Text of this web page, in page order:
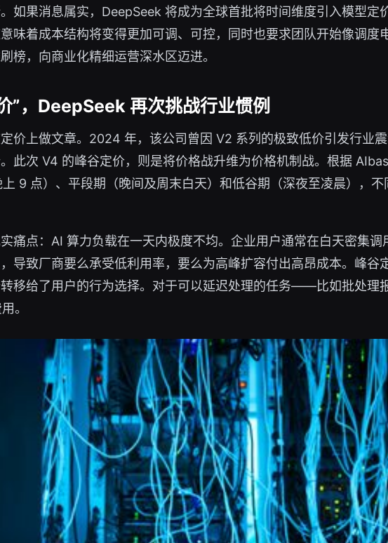
如果消息属实，DeepSeek 将成为全球首批将时间维度引入模型
味着成本结构将变得更加可调、可控，同时也要求团队开始像调度
榜，向商业化精细运营深水区迈进。
”，DeepSeek 再次挑战行业惯例
价上做文章。2024 年，该公司曾因 V2 系列的极致低价引发行业
此次 V4 的峰谷定价，则是将价格战升维为价格机制战。根据
9 点）、平段期（晚间及周末白天）和低谷期（深夜至凌晨），
痛点：AI 算力负载在一天内极度不均。企业用户通常在白天密集
导致厂商要么承受低利用率，要么为高峰扩容付出高昂成本。峰谷
移给了用户的行为选择。对于可以延迟处理的任务——比如批处理
。